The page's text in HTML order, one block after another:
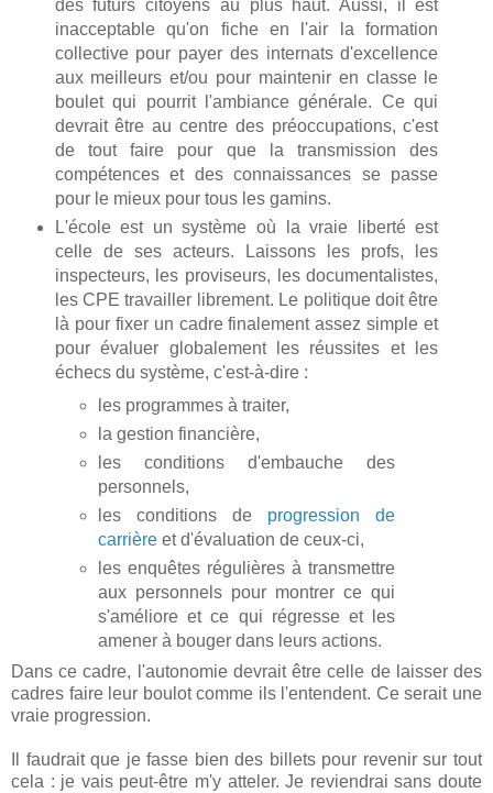
des futurs citoyens au plus haut. Aussi, il est
inacceptable qu'on fiche en l'air la formation
collective pour payer des internats d'excellence
aux meilleurs et/ou pour maintenir en classe le
boulet qui pourrit l'ambiance générale. Ce qui
devrait être au centre des préoccupations, c'est
de tout faire pour que la transmission des
compétences et des connaissances se passe
pour le mieux pour tous les gamins.
L'école est un système où la vraie liberté est
celle de ses acteurs. Laissons les profs, les
inspecteurs, les proviseurs, les documentalistes,
les CPE travailler librement. Le politique doit être
là pour fixer un cadre finalement assez simple et
pour évaluer globalement les réussites et les
échecs du système, c'est-à-dire :
les programmes à traiter,
la gestion financière,
les conditions d'embauche des
personnels,
les conditions de progression de
carrière et d'évaluation de ceux-ci,
les enquêtes régulières à transmettre
aux personnels pour montrer ce qui
s'améliore et ce qui régresse et les
amener à bouger dans leurs actions.
Dans ce cadre, l'autonomie devrait être celle de laisser des
cadres faire leur boulot comme ils l'entendent. Ce serait une
vraie progression.
Il faudrait que je fasse bien des billets pour revenir sur tout
cela : je vais peut-être m'y atteler. Je reviendrai sans doute